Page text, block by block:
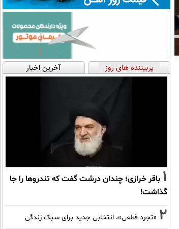
پربیننده های روز آخرین اخبار
1 باقر خرازی؛ چندان درشت گفت که تندروها را جا
گذاشت!
2 «تجرد قطعی»، انتخابی جدید برای سبک زندگی